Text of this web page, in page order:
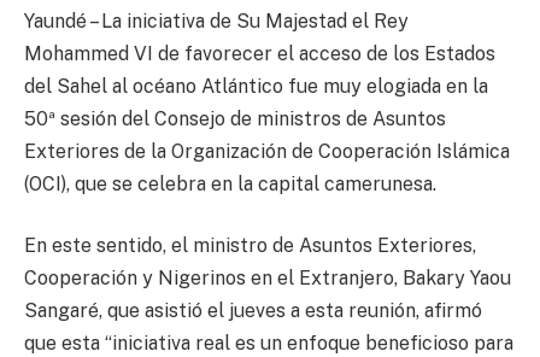
Yaundé – La iniciativa de Su Majestad el Rey
Mohammed VI de favorecer el acceso de los Estados
del Sahel al océano Atlántico fue muy elogiada en la
50ª sesión del Consejo de ministros de Asuntos
Exteriores de la Organización de Cooperación Islámica
(OCI), que se celebra en la capital camerunesa.
En este sentido, el ministro de Asuntos Exteriores,
Cooperación y Nigerinos en el Extranjero, Bakary Yaou
Sangaré, que asistió el jueves a esta reunión, afirmó
que esta “iniciativa real es un enfoque beneficioso para